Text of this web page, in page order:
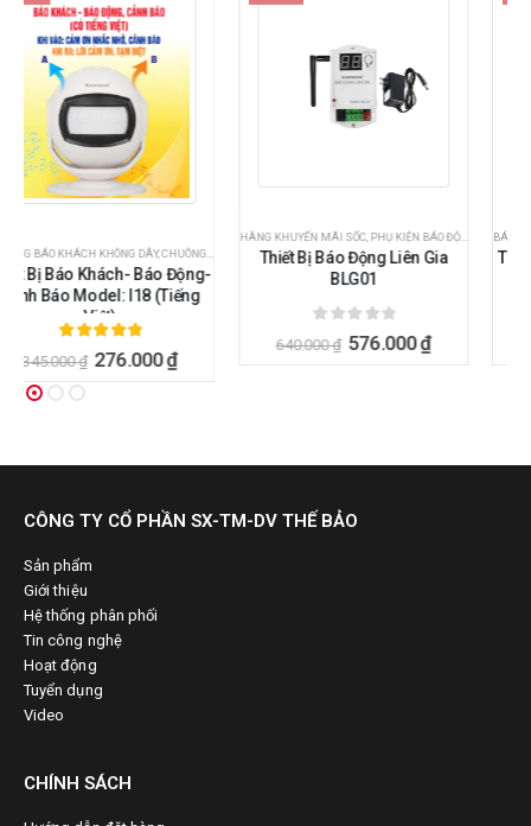
PHỤ KIỆN BÁO ĐỘNG THIẾT BỊ AN NINH - AN TOÀN
PHỤ KIỆN BÁO ĐỘNG ,THIẾT BỊ AN NINH - AN TOÀN
Thiết Bị Báo Động Liên Gia
BLG01
0 ngoài 5
576.000
BÁO ĐỘNG CHỐNG TRỘM,PHỤ KIỆN BÁO ĐỘNG
Thiết Bị Báo Trộm Hồng Ngoại
KW - i225CS/i226CS
5.00ngoài 5
380.000₫ 342.000
CÔNG TY CỔ PHẦN SX-TM-DV THẾ BẢO
Giới thiệu
Hệ thống phân phối
Tin công nghệ
Hoạt động
Tuyển dụng
Video